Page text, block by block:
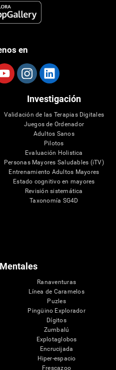
en
Investigación
Validación de las Terapias Digitales
Juegos de Ordenador
Adultos Sanos
Pilotos
Evaluación Holistica
Personas Mayores Saludables (iTV)
Entrenamiento Adultos Mayores
Estado cognitivo en mayores
Revisión sistemática
Taxonomía SG4D
Ranaventuras
Línea de Caramelos
Puzles
Pingüino Explorador
Dígitos
Zumbalú
Explotaglobos
Encrucijada
Hiper-espacio
Frescazoo